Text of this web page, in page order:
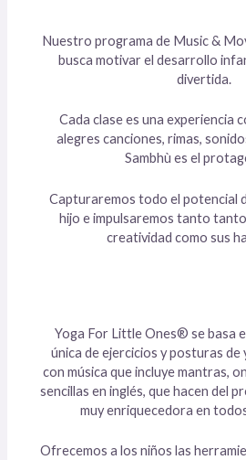
Nuestro programa de Music &
busca motivar el desarrollo
divertida.
Cada clase es una experiencia
alegres canciones, rimas,
Sambhù es el
Capturaremos todo el potencial
hijo e impulsaremos tanto
creatividad como sus
Yoga For Little Ones® se basa
única de ejercicios y posturas de
con música que incluye mantras,
sencillas en inglés, que hacen del
muy enriquecedora en
Ofrecemos a los niños las